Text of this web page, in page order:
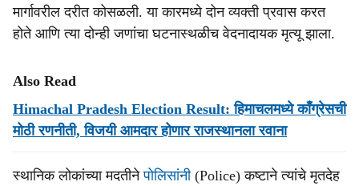
मार्गावरील दरीत कोसळली. या कारमध्ये दोन व्यक्ती प्रवास करत
होते आणि त्या दोन्ही जणांचा घटनास्थळीच वेदनादायक मृत्यू झाला.
Also Read
Himachal Pradesh Election Result: हिमाचलमध्ये काँग्रेसची
मोठी रणनीती, विजयी आमदार होणार राजस्थानला रवाना
स्थानिक लोकांच्या मदतीनेपोलिसांनी(Police) कष्टाने त्यांचे मृतदेह